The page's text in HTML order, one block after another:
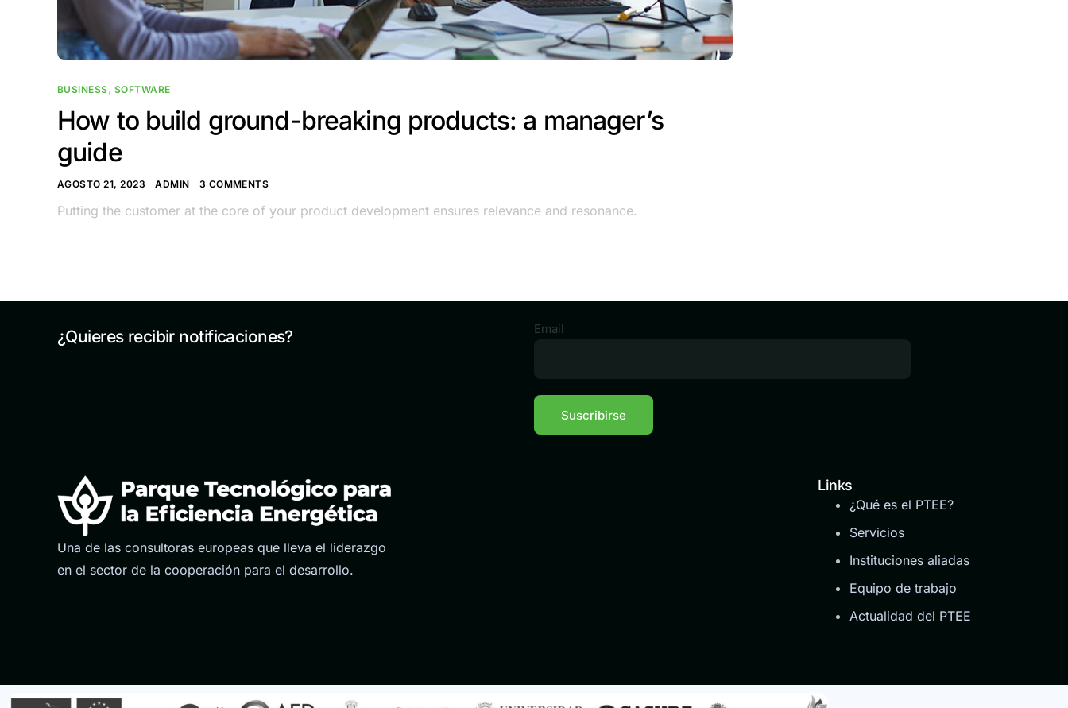
BUSINESS, SOFTWARE
How to build ground-breaking products: a manager’s
guide
AGOSTO 21, 2023 ADMIN 3 COMMENTS
Putting the customer at the core of your product development ensures relevance and resonance.
¿Quieres recibir notificaciones? Email
Una de las consultoras europeas que lleva el liderazgo
en el sector de la cooperación para el desarrollo.
Links
¿Qué es el PTEE?
Servicios
Instituciones aliadas
Equipo de trabajo
Actualidad del PTEE